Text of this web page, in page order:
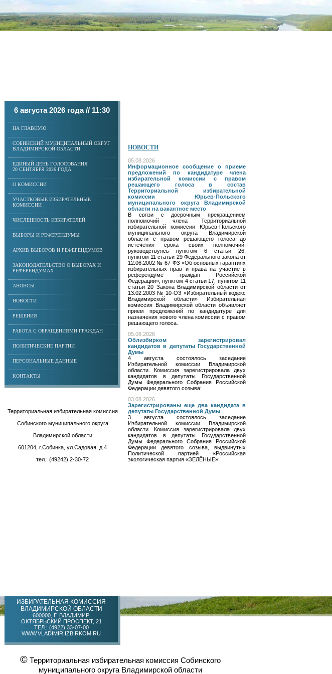
6 августа 2026 года // 11:30
НА ГЛАВНУЮ
СОБИНСКИЙ МУНИЦИПАЛЬНЫЙ ОКРУГ
ВЛАДИМИРСКОЙ ОБЛАСТИ
ЕДИНЫЙ ДЕНЬ ГОЛОСОВАНИЯ
20 СЕНТЯБРЯ 2026 ГОДА
О КОМИССИИ
УЧАСТКОВЫЕ ИЗБИРАТЕЛЬНЫЕ
КОМИССИИ
ЧИСЛЕННОСТЬ ИЗБИРАТЕЛЕЙ
ВЫБОРЫ И РЕФЕРЕНДУМЫ
АРХИВ ВЫБОРОВ И РЕФЕРЕНДУМОВ
ЗАКОНОДАТЕЛЬСТВО О ВЫБОРАХ И
РЕФЕРЕНДУМАХ
АНОНСЫ
НОВОСТИ
РЕШЕНИЯ
РАБОТА С ОБРАЩЕНИЯМИ ГРАЖДАН
ПОЛИТИЧЕСКИЕ ПАРТИИ
ПЕРСОНАЛЬНЫЕ ДАННЫЕ
КОНТАКТЫ
Территориальная избирательная комиссия
Собинского муниципального округа
Владимирской области
601204, г.Собинка, ул.Садовая, д.4
тел.: (49242) 2-30-72
НОВОСТИ
05.08.2026
Информационное сообщение о приеме
предложений по кандидатуре члена
избирательной комиссии с правом
решающего голоса в состав
Территориальной избирательной
комиссии Юрьев-Польского
муниципального округа Владимирской
области на вакантное место
В связи с досрочным прекращением
полномочий члена Территориальной
избирательной комиссии Юрьев-Польского
муниципального округа Владимирской
области с правом решающего голоса до
истечения срока своих полномочий,
руководствуясь пунктом 6 статьи 26,
пунктом 11 статьи 29 Федерального закона от
12.06.2002 № 67-ФЗ «Об основных гарантиях
избирательных прав и права на участие в
референдуме граждан Российской
Федерации», пунктом 4 статьи 17, пунктом 11
статьи 20 Закона Владимирской области от
13.02.2003 № 10-ОЗ «Избирательный кодекс
Владимирской области» Избирательная
комиссия Владимирской области объявляет
прием предложений по кандидатуре для
назначения нового члена комиссии с правом
решающего голоса.
05.08.2026
Облизбирком зарегистрировал
кандидатов в депутаты Государственной
Думы
4 августа состоялось заседание
Избирательной комиссии Владимирской
области. Комиссия зарегистрировала двух
кандидатов в депутаты Государственной
Думы Федерального Собрания Российской
Федерации девятого созыва:
03.08.2026
Зарегистрированы еще два кандидата в
депутаты Государственной Думы
3 августа состоялось заседание
Избирательной комиссии Владимирской
области. Комиссия зарегистрировала двух
кандидатов в депутаты Государственной
Думы Федерального Собрания Российской
Федерации девятого созыва, выдвинутых
Политической партией «Российская
экологическая партия «ЗЕЛЁНЫЕ»:
ИЗБИРАТЕЛЬНАЯ КОМИССИЯ
ВЛАДИМИРСКОЙ ОБЛАСТИ
600000, Г. ВЛАДИМИР,
ОКТЯБРЬСКИЙ ПРОСПЕКТ, 21
ТЕЛ.: (4922) 33-07-00
WWW.VLADIMIR.IZBIRKOM.RU
© Территориальная избирательная комиссия Собинского
муниципального округа Владимирской области